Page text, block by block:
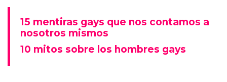
15 mentiras gays que nos contamos a
nosotros mismos
10 mitos sobre los hombres gays